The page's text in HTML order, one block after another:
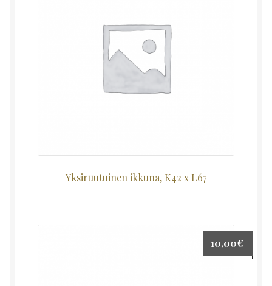
Yksiruutuinen ikkuna, K42 x L67
10,00€